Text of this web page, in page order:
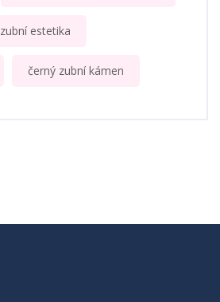
zubní estetika
černý zubní kámen